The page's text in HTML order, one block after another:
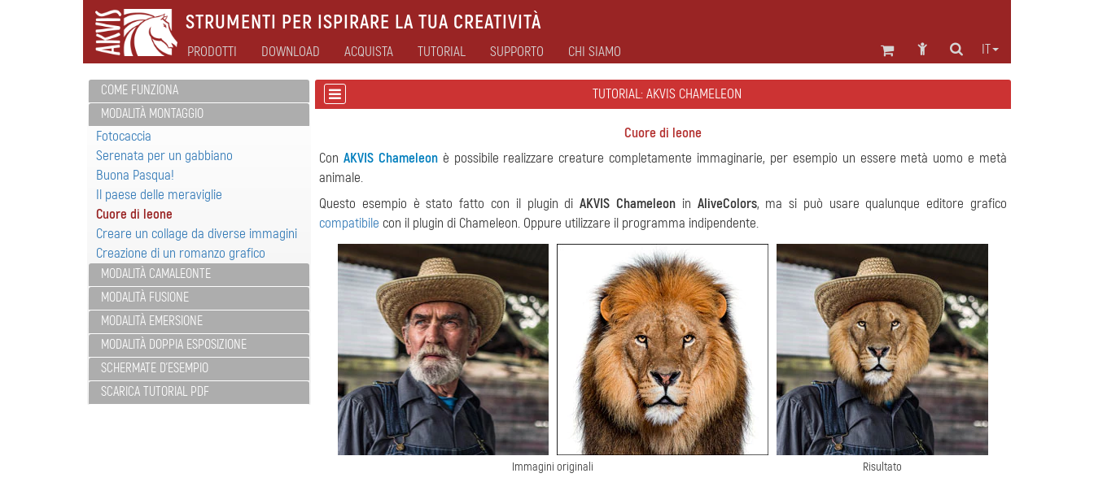
STRUMENTI PER ISPIRARE LA TUA CREATIVITÀ
IT
PRODOTTI DOWNLOAD ACQUISTA TUTORIAL SUPPORTO CHI SIAMO
COME FUNZIONA
MODALITÀ MONTAGGIO
Fotocaccia
Serenata per un gabbiano
Buona Pasqua!
Il paese delle meraviglie
Cuore di leone
Creare un collage da diverse immagini
Creazione di un romanzo grafico
MODALITÀ CAMALEONTE
MODALITÀ FUSIONE
MODALITÀ EMERSIONE
MODALITÀ DOPPIA ESPOSIZIONE
SCHERMATE D'ESEMPIO
SCARICA TUTORIAL PDF
TUTORIAL: AKVIS CHAMELEON
Cuore di leone
Con AKVIS Chameleonè possibile realizzare creature completamente immaginarie, per esempio un essere metà uomo e metà
animale.
Questo esempio è stato fatto con il plugin diAKVIS Chameleonin AliveColors, ma si può usare qualunque editore grafico
compatibile con il plugin di Chameleon. Oppure utilizzare il programma indipendente.
Immagini originali Risultato